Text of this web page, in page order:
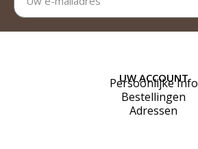
UW ACCOUNT
Persoonlijke Info
Bestellingen
Adressen